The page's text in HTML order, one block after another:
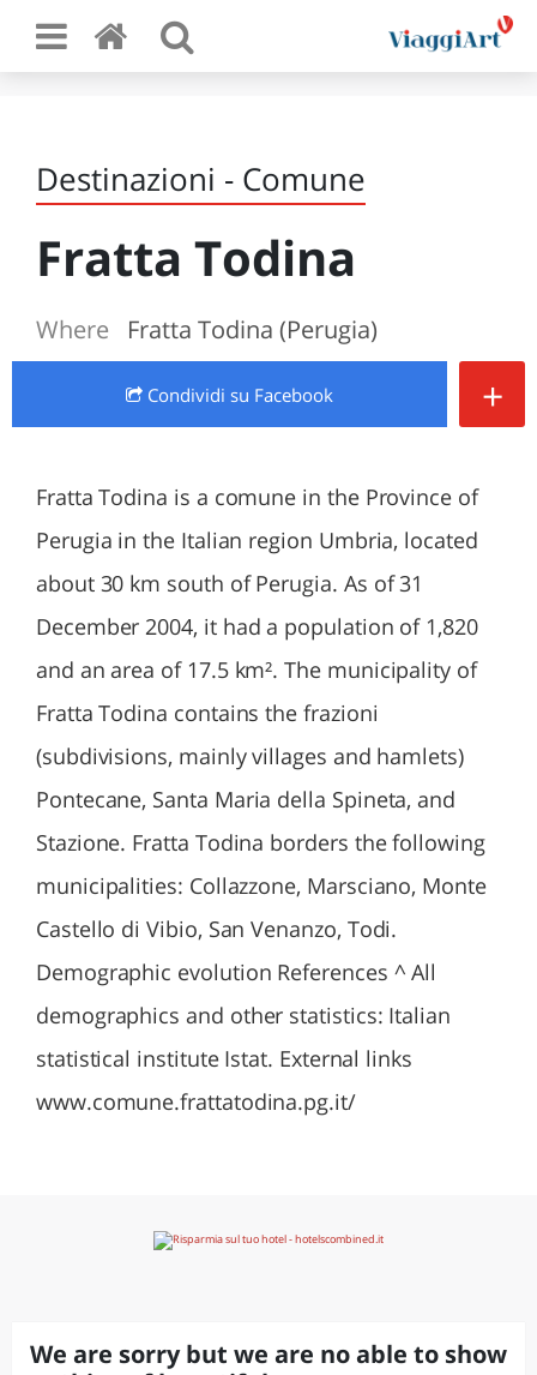
Destinazioni - Comune
Fratta Todina
Where Fratta Todina (Perugia)
Condividi su Facebook +
Fratta Todina is a comune in the Province of
Perugia in the Italian region Umbria, located
about 30 km south of Perugia. As of 31
December 2004, it had a population of 1,820
and an area of 17.5 km². The municipality of
Fratta Todina contains the frazioni
(subdivisions, mainly villages and hamlets)
Pontecane, Santa Maria della Spineta, and
Stazione. Fratta Todina borders the following
municipalities: Collazzone, Marsciano, Monte
Castello di Vibio, San Venanzo, Todi.
Demographic evolution References ^ All
demographics and other statistics: Italian
statistical institute Istat. External links
www.comune.frattatodina.pg.it/
We are sorry but we are no able to show